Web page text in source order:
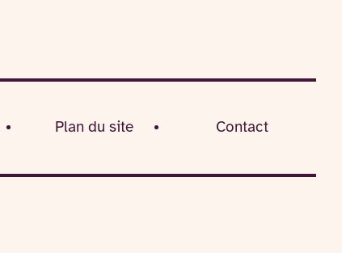
Plan du site Contact